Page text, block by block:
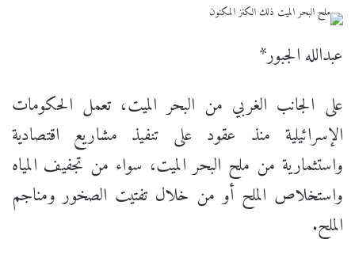
عبدالله الجبور*
على الجانب الغربي من البحر الميت، تعمل الحكومات
الإسرائيلية منذ عقود على تنفيذ مشاريع اقتصادية
واستثمارية من ملح البحر الميت، سواء من تجفيف المياه
واستخلاص الملح أو من خلال تفتيت الصخور ومناجم
الملح.